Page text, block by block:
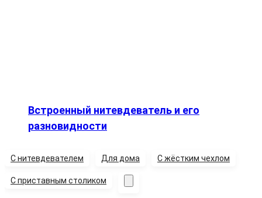
Встроенный нитевдеватель и его
разновидности
C нитевдевателем Для дома С жёстким чехлом
С приставным столиком